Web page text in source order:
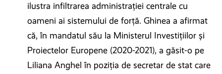
ilustra infiltrarea administrației centrale cu
oameni ai sistemului de forță. Ghinea a afirmat
că, în mandatul său la Ministerul Investițiilor și
Proiectelor Europene (2020-2021), a găsit-o pe
Liliana Anghel în poziția de secretar de stat care